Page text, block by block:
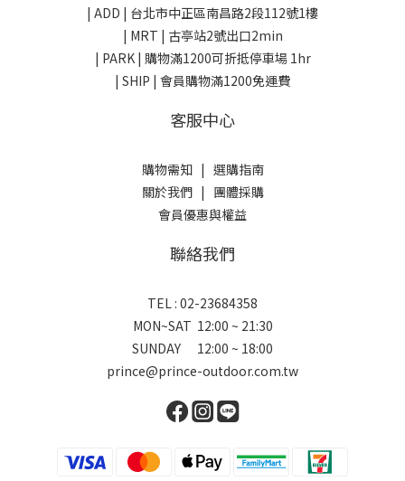
| ADD | 台北市中正區南昌路2段112號1樓
| MRT | 古亭站2號出口2min
| PARK | 購物滿1200可折抵停車場 1hr
| SHIP | 會員購物滿1200免運費
客服中心
購物需知| 選購指南
關於我們| 團體採購
會員優惠與權益
聯絡我們
TEL : 02-23684358
MON~SAT 12:00 ~ 21:30
SUNDAY 12:00 ~ 18:00
prince@prince-outdoor.com.tw